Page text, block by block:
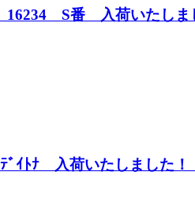
S番 入荷いたしま
ﾄﾅ 入荷いたしました！